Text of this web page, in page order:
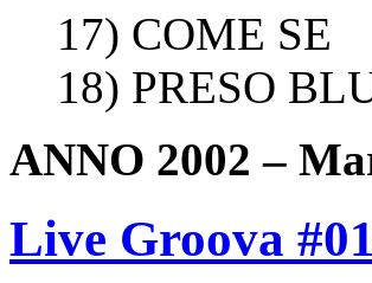
17) COME SE
18) PRESO
ANNO 2002 –
Live Groova